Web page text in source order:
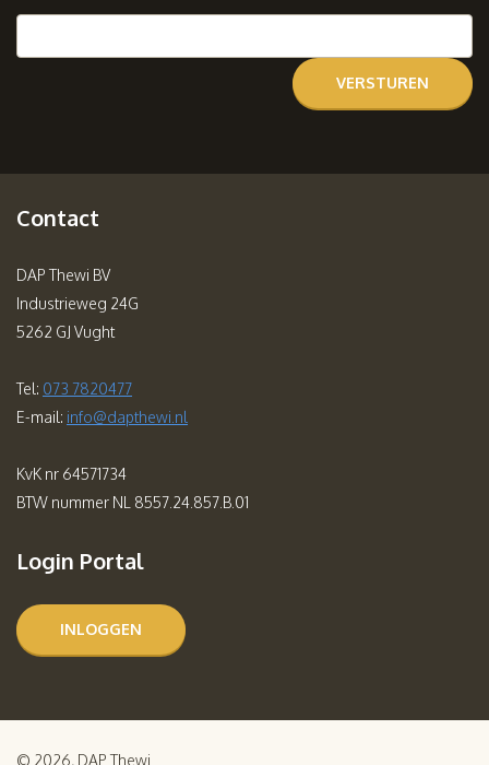
Contact
DAP Thewi BV
Industrieweg 24G
5262 GJ Vught
Tel: 073 7820477
E-mail: info@dapthewi.nl
KvK nr 64571734
BTW nummer NL 8557.24.857.B.01
Login Portal
INLOGGEN
© 2026, DAP Thewi